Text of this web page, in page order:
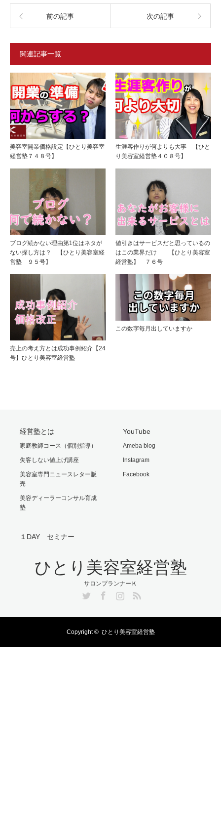
前の記事 次の記事
関連記事一覧
美容室開業価格設定【ひとり美容室
経営塾７４８号】
生涯客作りが何よりも大事 【ひと
り美容室経営塾４０８号】
ブログ続かない理由第1位はネタが
ない探し方は？ 【ひとり美容室経
営塾 ９５号】
値引きはサービスだと思っているの
はこの業界だけ 【ひとり美容室
経営塾】 ７６号
売上の考え方とは成功事例紹介【24
号】ひとり美容室経営塾
この数字毎月出していますか
経営塾とは
家庭教師コース（個別指導）
失客しない値上げ講座
美容室専門ニュースレター販
売
美容ディーラーコンサル育成
塾
YouTube
Ameba blog
Instagram
Facebook
１DAY セミナー
ひとり美容室経営塾
サロンプランナーＫ
Copyright © ひとり美容室経営塾